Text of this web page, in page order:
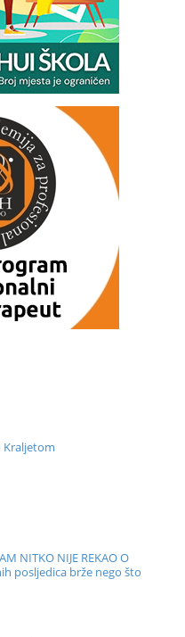
Kraljetom
NITKO NIJE REKAO O
posljedica brže nego što